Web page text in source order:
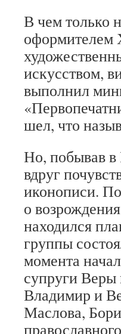
В чем только
оформителем
искусством,
выполнил
шел, что
Но, побывав в
вдруг
иконописи.
о
находился
группы
момента
супруги Веры
Владимир и
Маслова,